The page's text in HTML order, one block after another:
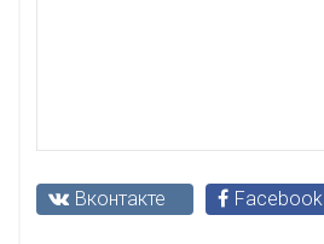
Вконтакте Facebook